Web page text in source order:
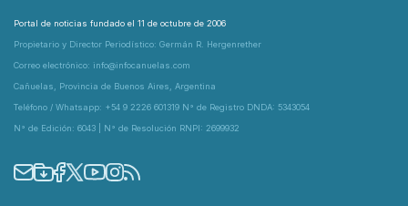
Portal de noticias fundado el 11 de octubre de 2006
Propietario y Director Periodístico: Germán R. Hergenrether
Correo electrónico: info@infocanuelas.com
Cañuelas, Provincia de Buenos Aires, Argentina
Teléfono / Whatsapp: +54 9 2226 601319 N° de Registro DNDA: 5343054
N° de Edición: 6043 | N° de Resolución RNPI: 2699932